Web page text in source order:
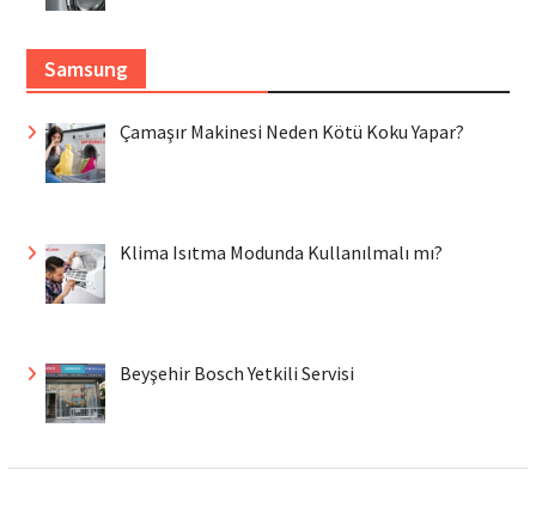
Samsung
Çamaşır Makinesi Neden Kötü Koku Yapar?
Klima Isıtma Modunda Kullanılmalı mı?
Beyşehir Bosch Yetkili Servisi